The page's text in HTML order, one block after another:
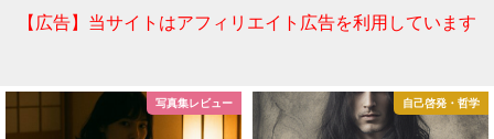
【広告】当サイトはアフィリエイト広告を利用しています
写真集レビュー 自己啓発・哲学